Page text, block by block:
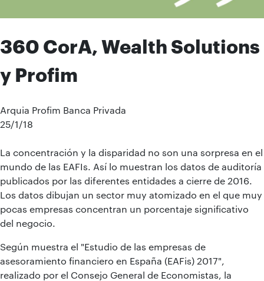
360 CorA, Wealth Solutions
y Profim
Arquia Profim Banca Privada
25/1/18
La concentración y la disparidad no son una sorpresa en el
mundo de las EAFIs. Así lo muestran los datos de auditoría
publicados por las diferentes entidades a cierre de 2016.
Los datos dibujan un sector muy atomizado en el que muy
pocas empresas concentran un porcentaje significativo
del negocio.
Según muestra el "Estudio de las empresas de
asesoramiento financiero en España (EAFis) 2017",
realizado por el Consejo General de Economistas, la